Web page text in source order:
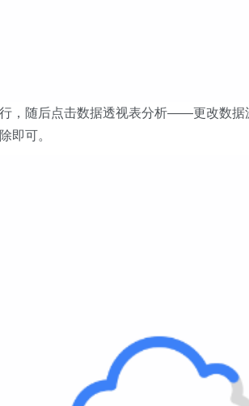
，随后点击数据透视表分析——更改数据
即可。